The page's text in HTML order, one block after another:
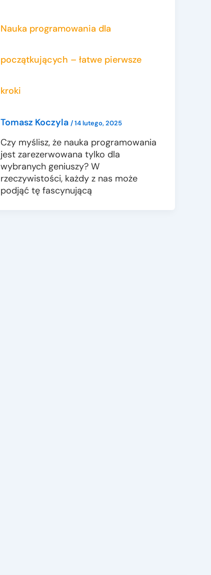
Nauka programowania dla
początkujących – łatwe pierwsze
kroki
Tomasz Koczyla /14 lutego, 2025
Czy myślisz, że nauka programowania
jest zarezerwowana tylko dla
wybranych geniuszy? W
rzeczywistości, każdy z nas może
podjąć tę fascynującą